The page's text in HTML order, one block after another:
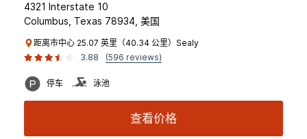
4321 Interstate 10
Columbus, Texas 78934, 美国
距离市中心 25.07 英里（40.34 公里）Sealy
3.88
(596 reviews)
停车 泳池
查看价格